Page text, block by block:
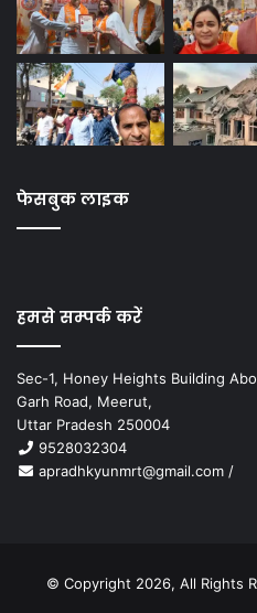
फेसबुक लाइक
हमसे सम्पर्क करें
Sec-1, Honey Heights Building
Garh Road, Meerut,
Uttar Pradesh 250004
9528032304
apradhkyunmrt@gmail.com /
© Copyright 2026, All Rights